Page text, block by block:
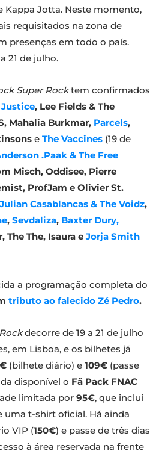
Kappa Jotta. Neste momento,
requisitados na zona de
presenças em todo o país.
21 de julho.
Super Rocktem confirmados
Justice, Lee Fields & The
Mahalia Burkmar, Parcels,
e The Vaccines (19 de
.Paak & The Free
Misch, Oddisee, Pierre
ProfJam e Olivier St.
Julian Casablancas & The Voidz,
, Sevdaliza, Baxter Dury,
The The, Isaura e Jorja Smith
a programação completa do
tributo ao falecido Zé Pedro.
decorre de 19 a 21 de julho
em Lisboa, e os bilhetes já
(bilhete diário) e 109€ (passe
disponível o Fã Pack FNAC
limitada por 95€, que inclui
uma t-shirt oficial. Há ainda
VIP (150€) e passe de três dias
à área reservada na frente